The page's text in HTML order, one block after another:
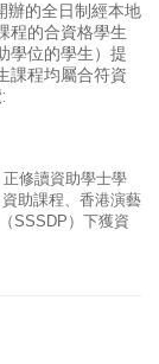
辦的全日制經本地
程的合資格學生
學位的學生）提
課程均屬合符資
修讀資助學士學
助課程、香港演藝
SSSDP）下獲資